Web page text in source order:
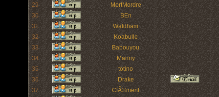
29
MortMordre
30
BEn
31
Waldham
32
Koabulle
33
Babouyou
34
Manny
35
totino
36
Drake
37
ClÃ©ment